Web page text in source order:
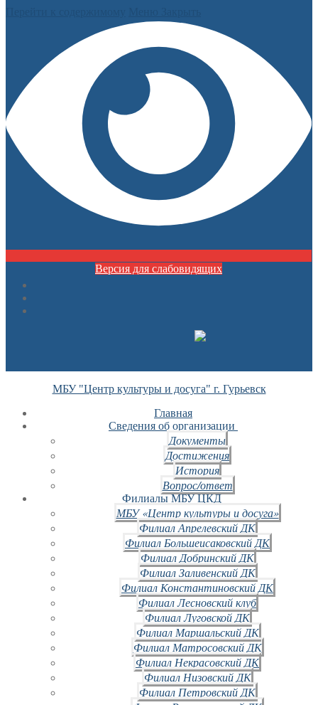
Версия для слабовидящих
МБУ "Центр культуры и досуга" г. Гурьевск
Главная
Сведения об организации
Документы
Достижения
История
Вопрос/ответ
Филиалы МБУ ЦКД
МБУ «Центр культуры и досуга»
Филиал Апрелевский ДК
Филиал Большеисаковский ДК
Филиал Добринский ДК
Филиал Заливенский ДК
Филиал Константиновский ДК
Филиал Лесновский клуб
Филиал Луговской ДК
Филиал Маршальский ДК
Филиал Матросовский ДК
Филиал Некрасовский ДК
Филиал Низовский ДК
Филиал Петровский ДК